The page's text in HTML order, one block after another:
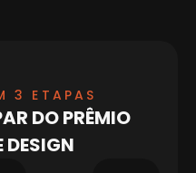
3 ETAPAS
DO PRÊMIO
DESIGN